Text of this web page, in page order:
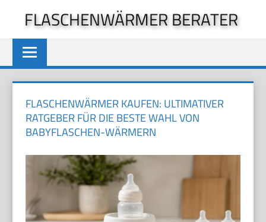
springen
FLASCHENWÄRMER BERATER
FLASCHENWÄRMER KAUFEN: ULTIMATIVER
RATGEBER FÜR DIE BESTE WAHL VON
BABYFLASCHEN-WÄRMERN